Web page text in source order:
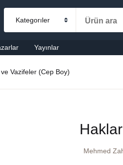
Yayınlar
Başvuru – Kaynak
Bestseller
Vazifeler (Cep Boy)
Mehmed